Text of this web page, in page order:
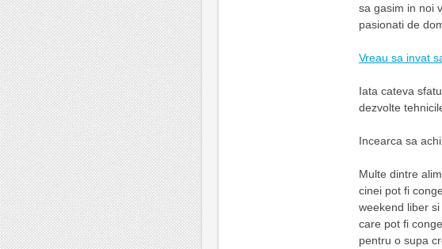
sa gasim in noi
pasionati de
Vreau sa invat
Iata cateva
dezvolte
Incearca sa
Multe dintre
cinei pot fi
weekend liber
care pot fi
pentru o supa